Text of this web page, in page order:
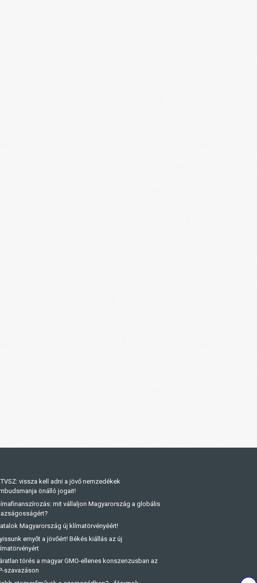
vissza kell adni a jövő nemzedékek
önálló jogait!
mit vállaljon Magyarország a globális
Magyarország új klímatörvényéért!
ernyőt a jövőért! Békés kiállás az új
törés a magyar GMO-ellenes konszenzusban az
szavazáson